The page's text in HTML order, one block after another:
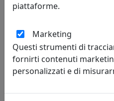
piattaforme.
Marketing
Questi strumenti di
fornirti contenuti
personalizzati e di